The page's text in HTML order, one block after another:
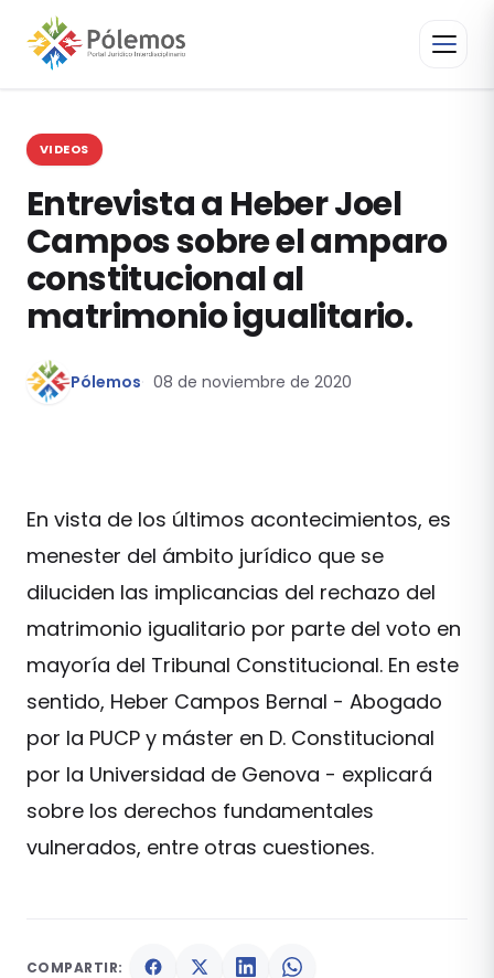
VIDEOS
Entrevista a Heber Joel
Campos sobre el amparo
constitucional al
matrimonio igualitario.
Pólemos 08 de noviembre de 2020
En vista de los últimos acontecimientos, es
menester del ámbito jurídico que se
diluciden las implicancias del rechazo del
matrimonio igualitario por parte del voto en
mayoría del Tribunal Constitucional. En este
sentido, Heber Campos Bernal - Abogado
por la PUCP y máster en D. Constitucional
por la Universidad de Genova - explicará
sobre los derechos fundamentales
vulnerados, entre otras cuestiones.
COMPARTIR: